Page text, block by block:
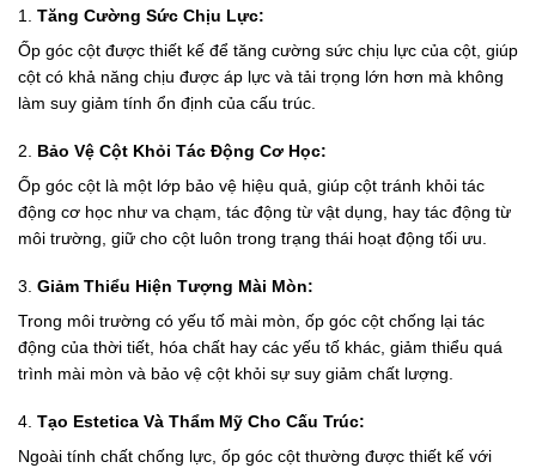
1. Tăng Cường Sức Chịu Lực:
Ốp góc cột được thiết kế để tăng cường sức chịu lực của cột, giúp
cột có khả năng chịu được áp lực và tải trọng lớn hơn mà không
làm suy giảm tính ổn định của cấu trúc.
2. Bảo Vệ Cột Khỏi Tác Động Cơ Học:
Ốp góc cột là một lớp bảo vệ hiệu quả, giúp cột tránh khỏi tác
động cơ học như va chạm, tác động từ vật dụng, hay tác động từ
môi trường, giữ cho cột luôn trong trạng thái hoạt động tối ưu.
3. Giảm Thiểu Hiện Tượng Mài Mòn:
Trong môi trường có yếu tố mài mòn, ốp góc cột chống lại tác
động của thời tiết, hóa chất hay các yếu tố khác, giảm thiểu quá
trình mài mòn và bảo vệ cột khỏi sự suy giảm chất lượng.
4. Tạo Estetica Và Thẩm Mỹ Cho Cấu Trúc:
Ngoài tính chất chống lực, ốp góc cột thường được thiết kế với